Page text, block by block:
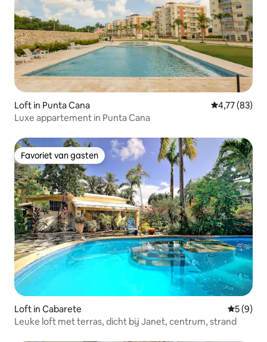
Loft in Punta Cana Gemiddelde
4,77 (83)
Luxe appartement in Punta Cana
Favoriet van gasten
Favoriet van gasten
Loft in Cabarete
5 (9)
Leuke loft met terras, dicht bij Janet, centrum, strand